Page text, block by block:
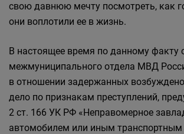
свою давнюю мечту посмотреть, как
они воплотили ее в жизнь.
В настоящее время по данному факту
межмуниципального отдела МВД
в отношении задержанных
дело по признакам преступлений,
2 ст. 166 УК РФ «Неправомерное
автомобилем или иным транспортным